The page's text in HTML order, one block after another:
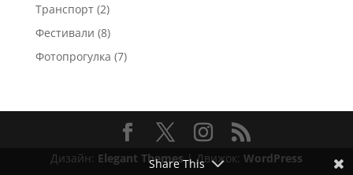
Транспорт(2)
Фестивали (8)
Фотопрогулка (7)
Дизайн: Elegant Themes| Движок: WordPress
Share This